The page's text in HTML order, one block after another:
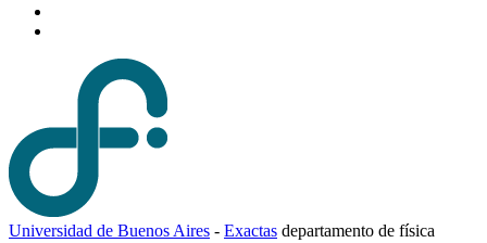
Universidad de Buenos Aires - Exactas departamento de física